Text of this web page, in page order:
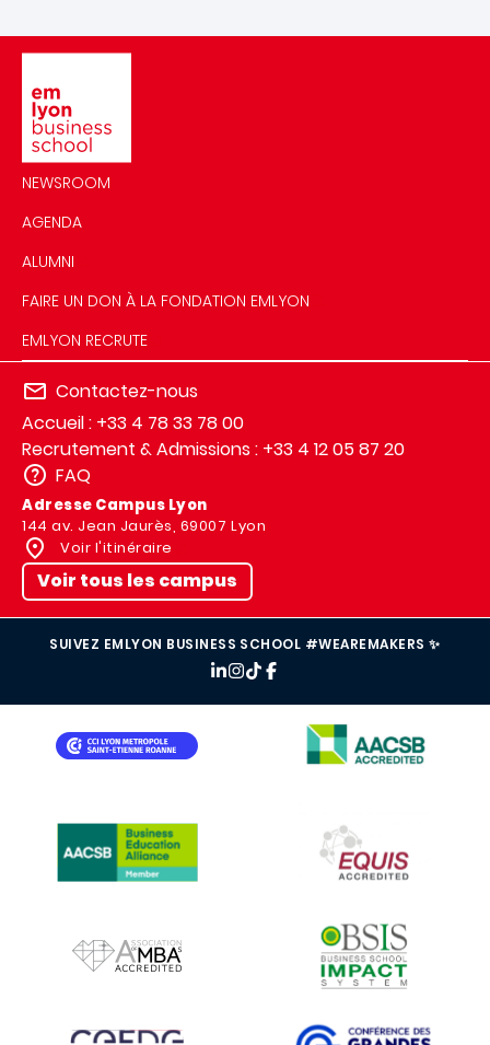
NEWSROOM
AGENDA
ALUMNI
FAIRE UN DON À LA FONDATION EMLYON
EMLYON RECRUTE
Contactez-nous
Accueil : +33 4 78 33 78 00
Recrutement & Admissions : +33 4 12 05 87 20
FAQ
Adresse Campus Lyon
144 av. Jean Jaurès, 69007 Lyon
Voir l'itinéraire
Voir tous les campus
SUIVEZ EMLYON BUSINESS SCHOOL #WEAREMAKERS ✨
IMAGE
IMAGE
IMAGE
IMAGE